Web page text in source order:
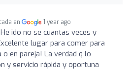
en 1 year ago
He ido no se cuantas veces y
lugar para comer para
en pareja! La verdad q lo
y servicio rápida y oportuna